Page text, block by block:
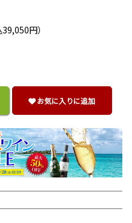
39,050円）
お気に入りに追加